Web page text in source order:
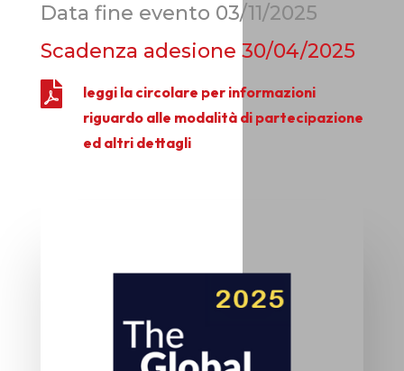
Data fine evento 03/11/2025
Scadenza adesione 30/04/2025

leggi la circolare per informazioni
riguardo alle modalità di partecipazione
ed altri dettagli